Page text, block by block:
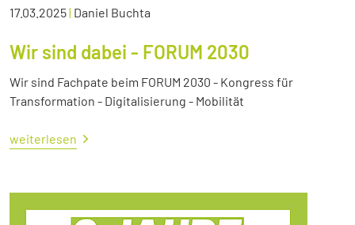
17.03.2025| Daniel Buchta
Wir sind dabei - FORUM 2030
Wir sind Fachpate beim FORUM 2030 - Kongress für
Transformation - Digitalisierung - Mobilität
weiterlesen